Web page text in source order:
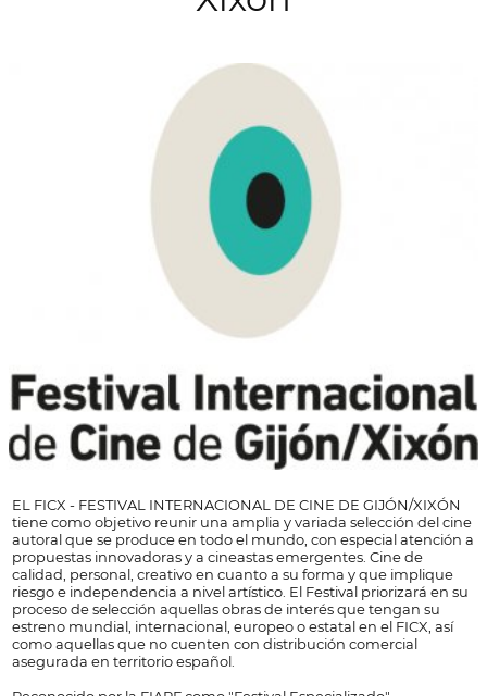
EL FICX - FESTIVAL INTERNACIONAL DE CINE DE GIJÓN/XIXÓN
tiene como objetivo reunir una amplia y variada selección del cine
autoral que se produce en todo el mundo, con especial atención a
propuestas innovadoras y a cineastas emergentes. Cine de
calidad, personal, creativo en cuanto a su forma y que implique
riesgo e independencia a nivel artístico. El Festival priorizará en su
proceso de selección aquellas obras de interés que tengan su
estreno mundial, internacional, europeo o estatal en el FICX, así
como aquellas que no cuenten con distribución comercial
asegurada en territorio español.